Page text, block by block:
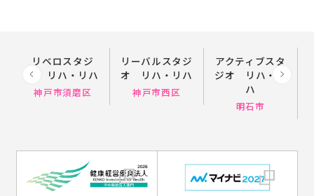
リベロスタジ
オ リハ・リハ
神戸市須磨区
リーバルスタジ
オ リハ・リハ
神戸市西区
アクティブスタ
ジオ リハ・リ
ハ
明石市